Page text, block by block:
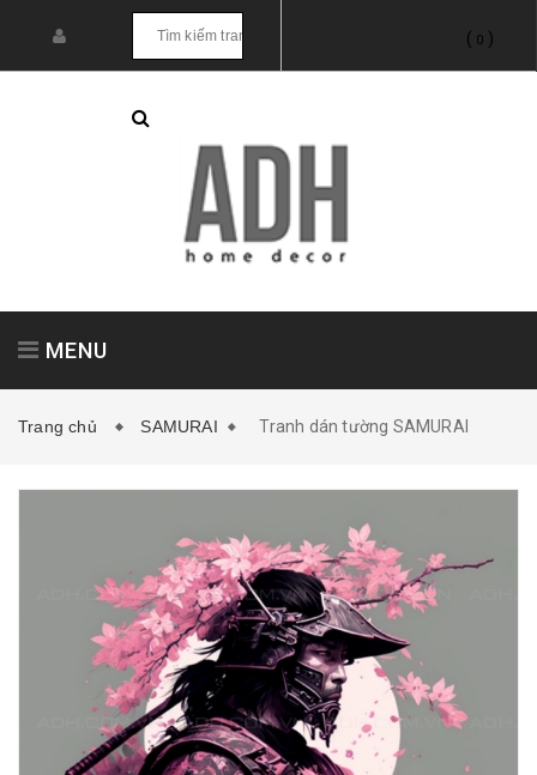
( 0 )
MENU
Mua File Tranh Tranh Thực Tế
Trang chủ SAMURAI Tranh dán tường SAMURAI